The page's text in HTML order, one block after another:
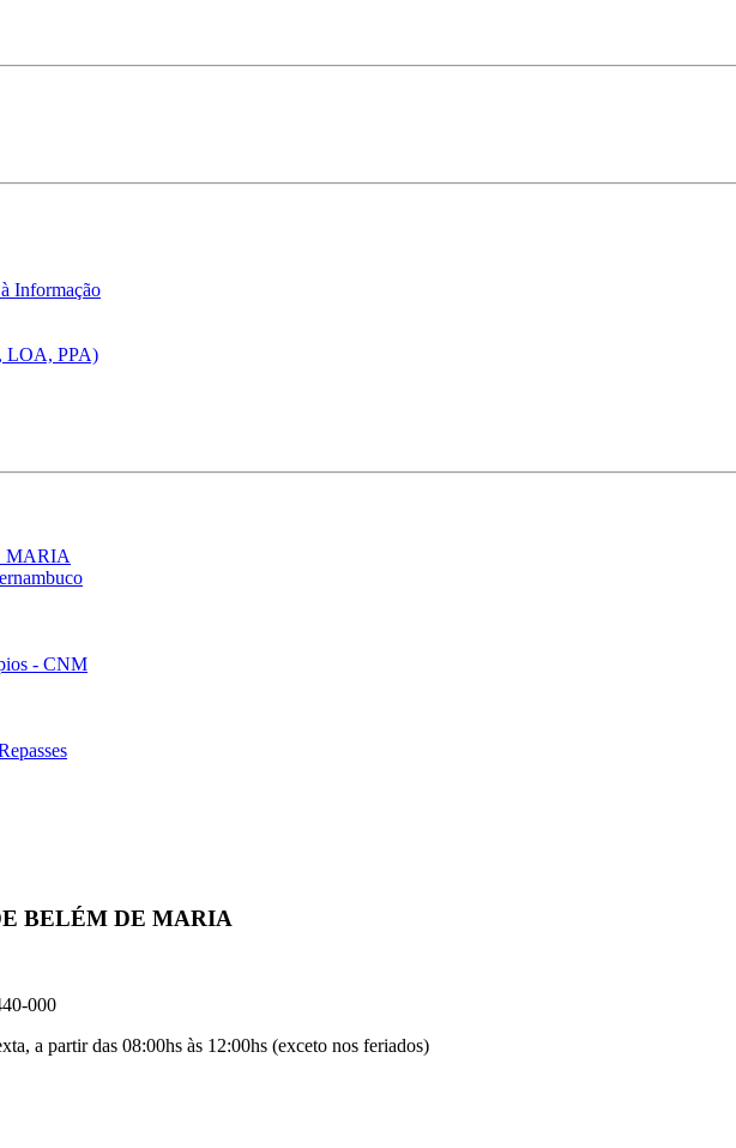
Informação
LOA, PPA)
MARIA
- CNM
BELÉM DE MARIA
000
a partir das 08:00hs às 12:00hs (exceto nos feriados)